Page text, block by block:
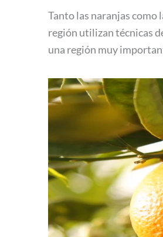
Tanto las naranjas como
región utilizan técnicas
una región muy